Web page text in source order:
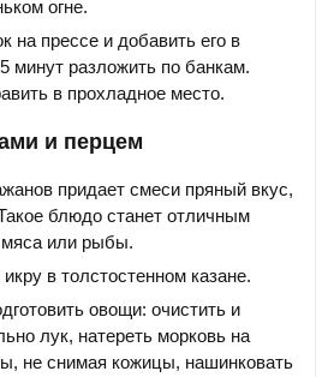
огне.
на прессе и добавить его в
минут разложить по банкам.
в прохладное место.
и перцем
придает смеси пряный вкус,
блюдо станет отличным
мяса или рыбы.
в толстостенном казане.
овощи: очистить и
лук, натереть морковь на
не снимая кожицы, нашинковать